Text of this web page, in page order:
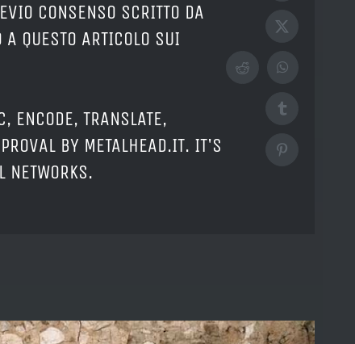
CONSENSO SCRITTO DA
QUESTO ARTICOLO SUI
ENCODE, TRANSLATE,
BY METALHEAD.IT. IT'S
NETWORKS.
X
RedditWhatsApp
Tumblr
Pinterest